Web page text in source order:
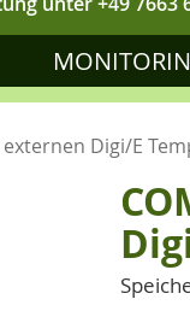
externen Digi/E